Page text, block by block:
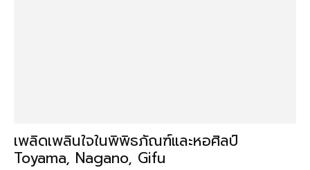
เพลิดเพลินใจในพิพิธภัณฑ์และหอศิลป์
Toyama, Nagano, Gifu